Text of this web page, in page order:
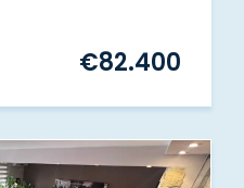
€82.400